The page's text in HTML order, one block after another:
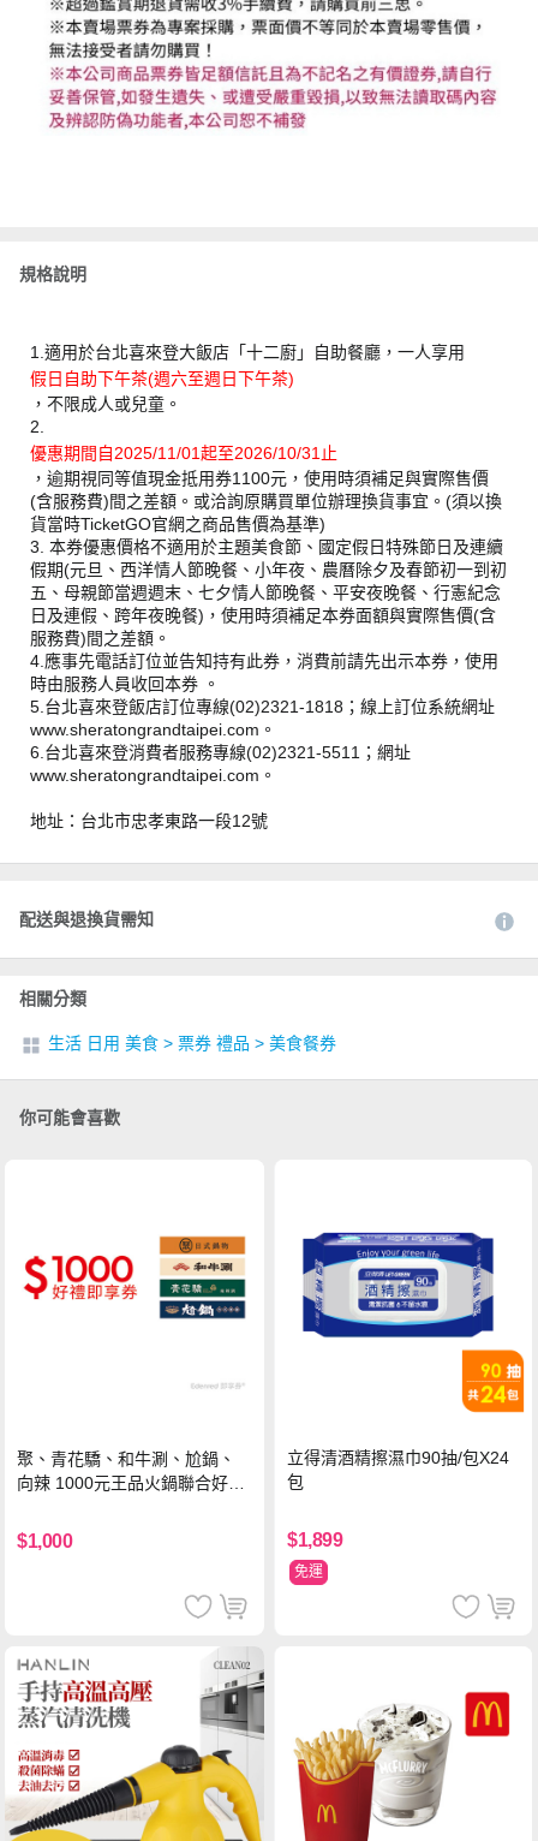
規格說明
1.適用於台北喜來登大飯店「十二廚」自助餐廳，一人享用
假日自助下午茶(週六至週日下午茶)
，不限成人或兒童。
2.
優惠期間自2025/11/01起至2026/10/31止
，逾期視同等值現金抵用券1100元，使用時須補足與實際售價
(含服務費)間之差額。或洽詢原購買單位辦理換貨事宜。(須以換
貨當時TicketGO官網之商品售價為基準)
3. 本券優惠價格不適用於主題美食節、國定假日特殊節日及連續
假期(元旦、西洋情人節晚餐、小年夜、農曆除夕及春節初一到初
五、母親節當週週末、七夕情人節晚餐、平安夜晚餐、行憲紀念
日及連假、跨年夜晚餐)，使用時須補足本券面額與實際售價(含
服務費)間之差額。
4.應事先電話訂位並告知持有此券，消費前請先出示本券，使用
時由服務人員收回本券 。
5.台北喜來登飯店訂位專線(02)2321-1818；線上訂位系統網址
www.sheratongrandtaipei.com。
6.台北喜來登消費者服務專線(02)2321-5511；網址
www.sheratongrandtaipei.com。
地址：台北市忠孝東路一段12號
配送與退換貨需知
相關分類
生活 日用 美食 > 票券 禮品 > 美食餐券
你可能會喜歡
聚、青花驕、和牛涮、尬鍋、
向辣 1000元王品火鍋聯合好禮
$1,000
立得清酒精擦濕巾90抽/包X24
包
$1,899
免運